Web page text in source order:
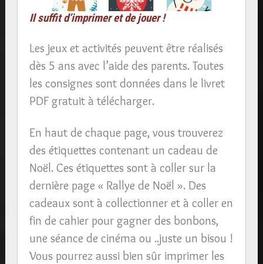
Il suffit d’imprimer et de jouer !
Les jeux et activités peuvent être réalisés
dès 5 ans avec l’aide des parents. Toutes
les consignes sont données dans le livret
PDF gratuit à télécharger.
En haut de chaque page, vous trouverez
des étiquettes contenant un cadeau de
Noël. Ces étiquettes sont à coller sur la
dernière page « Rallye de Noël ». Des
cadeaux sont à collectionner et à coller en
fin de cahier pour gagner des bonbons,
une séance de cinéma ou ..juste un bisou !
Vous pourrez aussi bien sûr imprimer les